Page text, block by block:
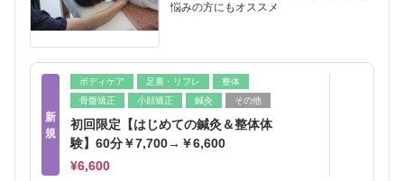
悩みの方にもオススメ
新
規
ボディケア 足裏・リフレ
整体
骨盤矯正
小顔矯正 鍼灸 その他
初回限定【はじめての鍼灸＆整体体
験】60分￥7,700→￥6,600
¥6,600